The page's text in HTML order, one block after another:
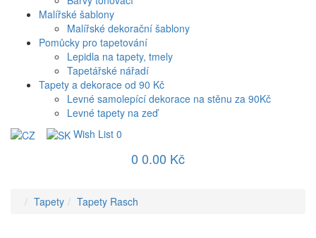
Malířské šablony
Malířské dekorační šablony
Pomůcky pro tapetování
Lepidla na tapety, tmely
Tapetářské nářadí
Tapety a dekorace od 90 Kč
Levné samolepící dekorace na stěnu za 90Kč
Levné tapety na zeď
Wish List 0
0 0.00 Kč
Tapety Tapety Rasch